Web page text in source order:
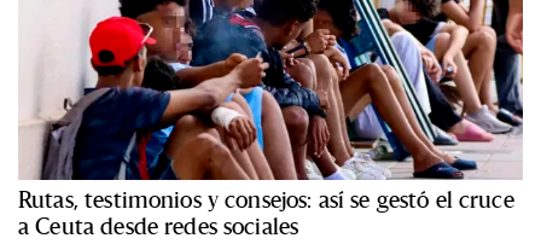
Rutas, testimonios y consejos: así se gestó el cruce
a Ceuta desde redes sociales